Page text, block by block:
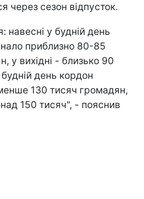
через сезон відпусток.
навесні у будній день
приблизно 80-85
у вихідні - близько 90
день кордон
130 тисяч громадян,
150 тисяч", - пояснив